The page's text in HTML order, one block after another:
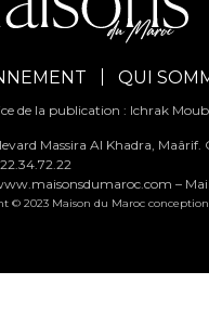
QUI
de la publication : Ichrak
Massira Al Khadra, Maârif.
–
© 2023 Maison du Maroc